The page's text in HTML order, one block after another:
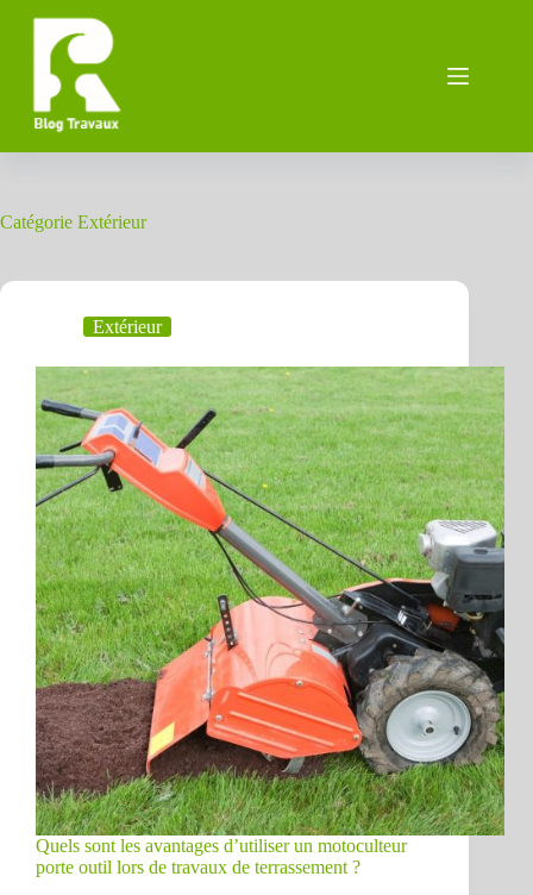
contenu
Catégorie Extérieur
Extérieur
Quels sont les avantages d’utiliser un motoculteur
porte outil lors de travaux de terrassement ?